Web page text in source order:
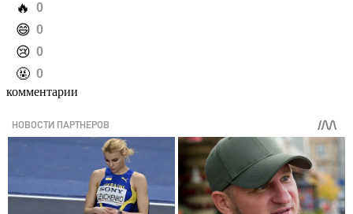
️🔥 0
️😄 0
️😢 0
️🤬 0
комментарии